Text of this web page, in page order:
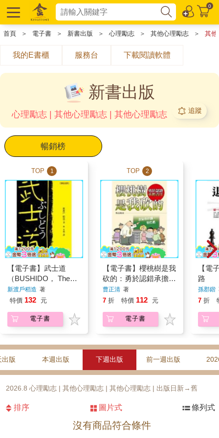
0
首頁 ＞ 電子書 ＞ 新書出版 ＞ 心理勵志 ＞ 其他心理勵志 ＞ 其他
我的E書櫃 服務台 下載閱讀軟體
新書出版
心理勵志 | 其他心理勵志 | 其他心理勵志 追蹤
暢銷榜
TOP 1
【電子書】武士道
（BUSHIDO， The
Soul of Japan）
新渡戶稻造 著
特價 132 元
電子書
TOP 2
【電子書】櫻桃樹是我
砍的：勇於認錯承擔責
任
曹正清 著
7 折 特價 112 元
電子書
【電
路
孫郡鍇
7 折
出版 本週出版 下週出版 前一週出版
2026.8 心理勵志 | 其他心理勵志 | 其他心理勵志 | 出版日新→舊
排序 圖片式 條列式
沒有商品符合條件